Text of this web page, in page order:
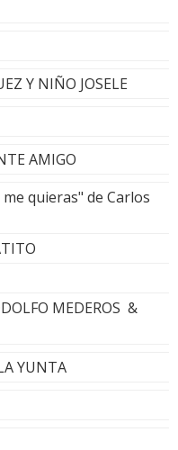
Y NIÑO JOSELE
AMIGO
quieras" de Carlos
MEDEROS &
YUNTA